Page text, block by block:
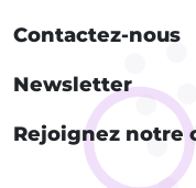
Contactez-nous
Newsletter
Rejoignez notre